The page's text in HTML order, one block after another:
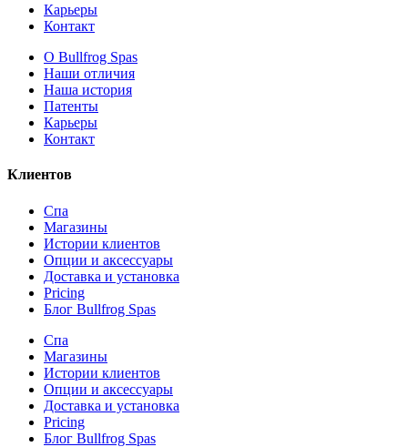
Карьеры
Контакт
О Bullfrog Spas
Наши отличия
Наша история
Патенты
Карьеры
Контакт
Клиентов
Спа
Магазины
Истории клиентов
Опции и аксессуары
Доставка и установка
Pricing
Блог Bullfrog Spas
Спа
Магазины
Истории клиентов
Опции и аксессуары
Доставка и установка
Pricing
Блог Bullfrog Spas